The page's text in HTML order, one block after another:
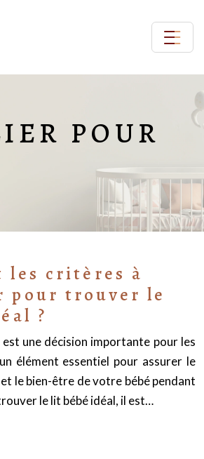
POUR
les critères à
pour trouver le
?
une décision importante pour les
élément essentiel pour assurer le
le bien-être de votre bébé pendant
le lit bébé idéal, il est…